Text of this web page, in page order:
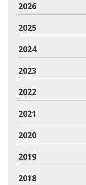
2026
2025
2024
2023
2022
2021
2020
2019
2018